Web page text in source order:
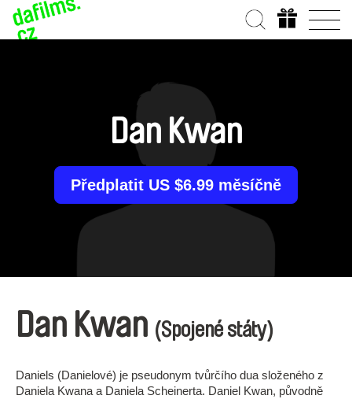
Dan Kwan
Předplatit US $6.99 měsíčně
Dan Kwan (Spojené státy)
Daniels (Danielové) je pseudonym tvůrčího dua složeného z
Daniela Kwana a Daniela Scheinerta. Daniel Kwan, původně